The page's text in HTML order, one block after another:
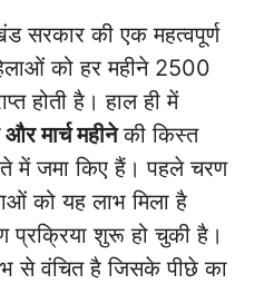
सरकार की एक महत्वपूर्ण
को हर महीने 2500
होती है। हाल ही में
मार्च महीनेकी किस्त
में जमा किए हैं। पहले चरण
को यह लाभ मिला है
प्रक्रिया शुरू हो चुकी है।
से वंचित है जिसके पीछे का